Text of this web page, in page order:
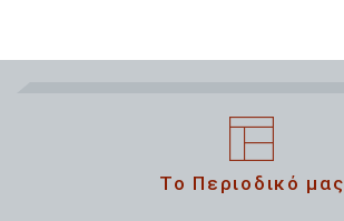
Το Περιοδικό μας